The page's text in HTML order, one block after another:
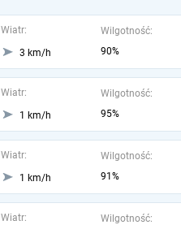
Wiatr:
3 km/h
Wilgotność:
90%
Wiatr:
1 km/h
Wilgotność:
95%
Wiatr:
1 km/h
Wilgotność:
91%
Wiatr:
Wilgotność: